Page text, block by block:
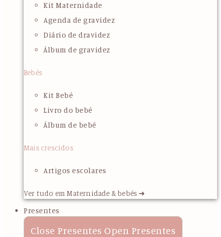
Kit Maternidade
Agenda de gravidez
Diário de dravidez
Álbum de gravidez
Bebés
Kit Bebé
Livro do bebé
Álbum de bebé
Mais crescidos
Artigos escolares
Ver tudo em Maternidade & bebés ➜
Presentes
Close Presentes Open Presentes